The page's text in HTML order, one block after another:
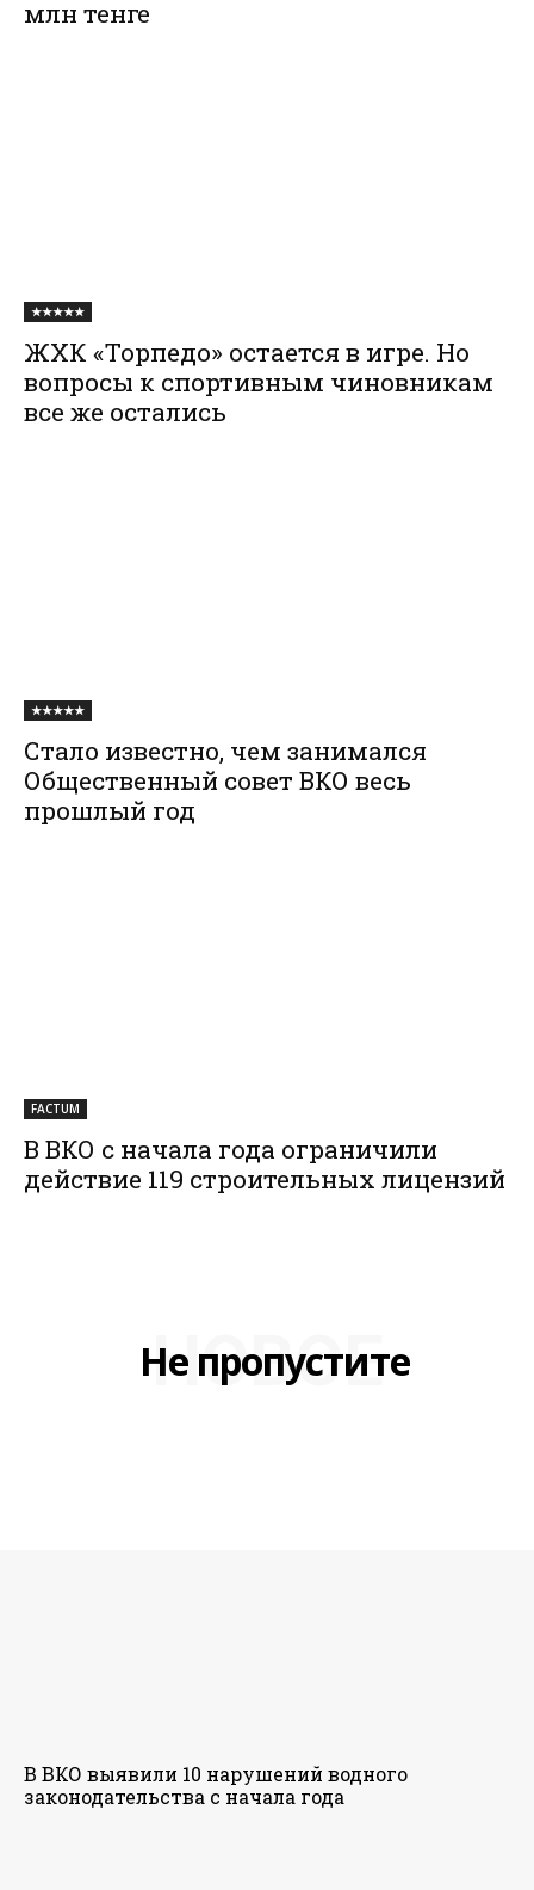
млн тенге
★★★★★
ЖХК «Торпедо» остается в игре. Но
вопросы к спортивным чиновникам
все же остались
★★★★★
Стало известно, чем занимался
Общественный совет ВКО весь
прошлый год
FACTUM
В ВКО с начала года ограничили
действие 119 строительных лицензий
Не пропустите
НОВОЕ
В ВКО выявили 10 нарушений водного
законодательства с начала года